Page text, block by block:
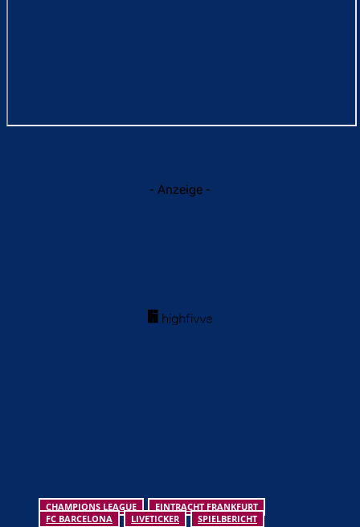
- Anzeige -
CHAMPIONS LEAGUE
EINTRACHT FRANKFURT
FC BARCELONA
LIVETICKER SPIELBERICHT